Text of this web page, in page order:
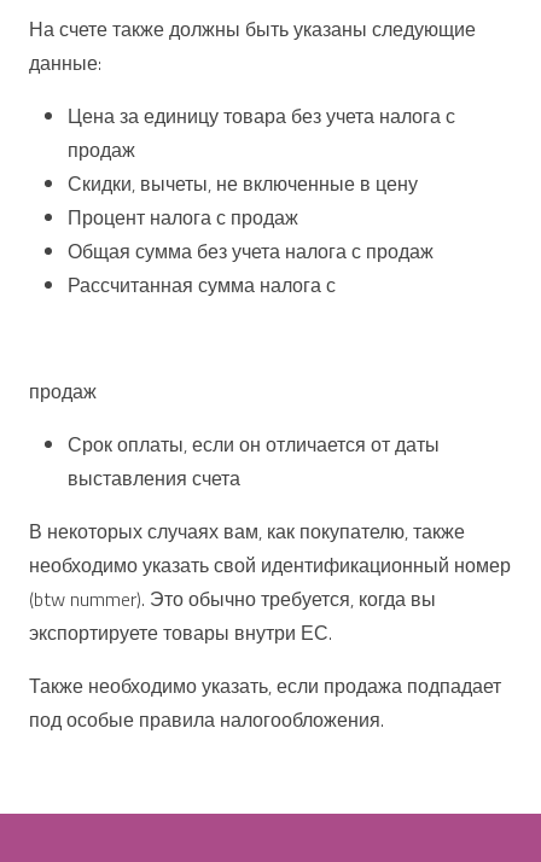
На счете также должны быть указаны следующие
данные:
Цена за единицу товара без учета налога с
продаж
Скидки, вычеты, не включенные в цену
Процент налога с продаж
Общая сумма без учета налога с продаж
Рассчитанная сумма налога с
продаж
Срок оплаты, если он отличается от даты
выставления счета
В некоторых случаях вам, как покупателю, также
необходимо указать свой идентификационный номер
(btw nummer). Это обычно требуется, когда вы
экспортируете товары внутри ЕС.
Также необходимо указать, если продажа подпадает
под особые правила налогообложения.